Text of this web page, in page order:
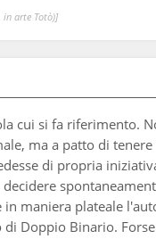
in arte Totò)]
cui si fa riferimento.
ma a patto di
di propria
maniera plateale
di Doppio Binario.